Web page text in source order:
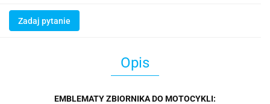
Zadaj pytanie
Opis
EMBLEMATY ZBIORNIKA DO MOTOCYKLI: